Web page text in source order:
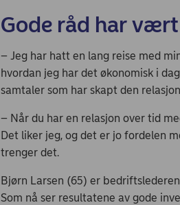
Gode råd har
– Jeg har hatt en lang reise med
hvordan jeg har det økonomisk i
samtaler som har skapt den
– Når du har en relasjon over tid
Det liker jeg, og det er jo fordelen
trenger det.
Bjørn Larsen (65) er
Som nå ser resultatene av gode